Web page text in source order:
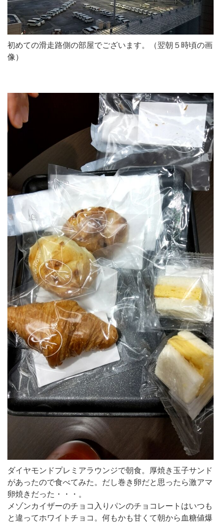
初めての滑走路側の部屋でございます。（翌朝５時頃の画
像）
ダイヤモンドプレミアラウンジで朝食。厚焼き玉子サンド
があったので食べてみた。だし巻き卵だと思ったら激アマ
卵焼きだった・・・。
メゾンカイザーのチョコ入りパンのチョコレートはいつも
と違ってホワイトチョコ。何もかも甘くて朝から血糖値爆